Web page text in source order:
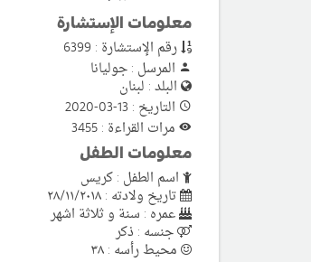
معلومات الإستشارة
رقم الإستشارة : 6399
المرسل : جوليانا
البلد : لبنان
التاريخ : 13-03-2020
مرات القراءة : 3455
معلومات الطفل
اسم الطفل : كريس
تاريخ ولادته : ٢٨/١١/٢٠١٨
عمره : سنة و ثلاثة اشهر
جنسه : ذكر
محيط رأسه : ٣٨